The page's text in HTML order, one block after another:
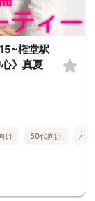
権堂駅
》真夏
け 50代向け バ